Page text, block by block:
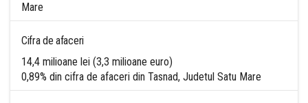
Mare
Cifra de afaceri
14,4 milioane lei (3,3 milioane euro)
0,89% din cifra de afaceri din Tasnad, Judetul Satu Mare